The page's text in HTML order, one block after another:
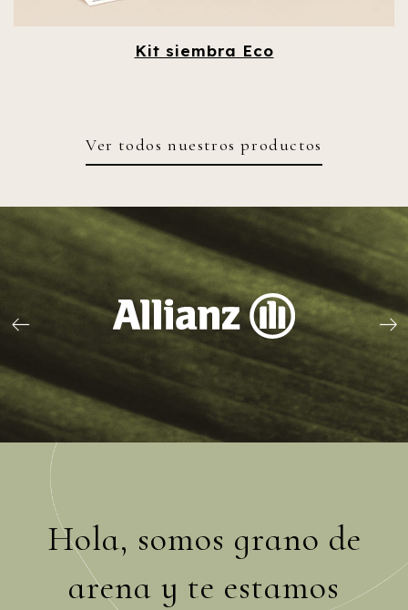
Kit siembra Eco
Ver todos nuestros productos
Hola, somos grano de
arena y te estamos